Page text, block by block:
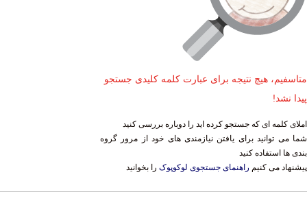
متاسفیم، هیچ نتیجه برای عبارت کلمه کلیدی جستجو
پیدا نشد!
املای کلمه ای که جستجو کرده اید را دوباره بررسی کنید
شما می توانید برای یافتن نیازمندی های خود از مرور گروه
بندی ها استفاده کنید
پیشنهاد می کنیم راهنمای جستجوی لوکوپوک را بخوانید